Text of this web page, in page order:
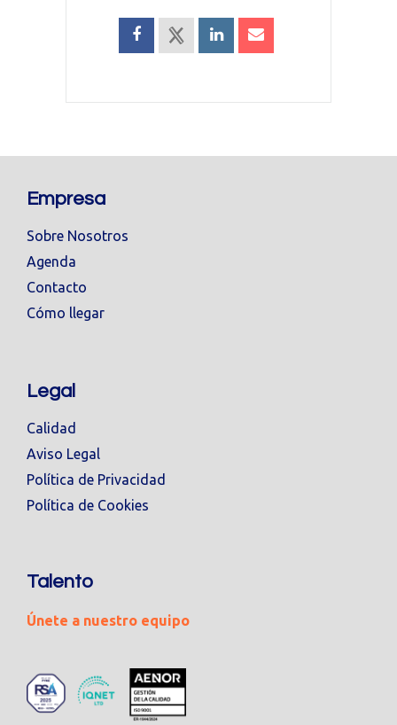
Empresa
Sobre Nosotros
Agenda
Contacto
Cómo llegar
Legal
Calidad
Aviso Legal
Política de Privacidad
Política de Cookies
Talento
Únete a nuestro equipo